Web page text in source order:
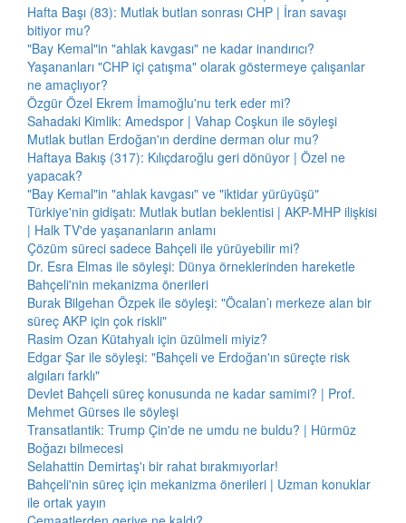
Hafta Başı (83): Mutlak butlan sonrası CHP | İran savaşı
bitiyor mu?
"Bay Kemal"in "ahlak kavgası" ne kadar inandırıcı?
Yaşananları "CHP içi çatışma" olarak göstermeye çalışanlar
ne amaçlıyor?
Özgür Özel Ekrem İmamoğlu'nu terk eder mi?
Sahadaki Kimlik: Amedspor | Vahap Coşkun ile söyleşi
Mutlak butlan Erdoğan'ın derdine derman olur mu?
Haftaya Bakış (317): Kılıçdaroğlu geri dönüyor | Özel ne
yapacak?
"Bay Kemal"in "ahlak kavgası" ve "iktidar yürüyüşü"
Türkiye'nin gidişatı: Mutlak butlan beklentisi | AKP-MHP ilişkisi
| Halk TV'de yaşananların anlamı
Çözüm süreci sadece Bahçeli ile yürüyebilir mi?
Dr. Esra Elmas ile söyleşi: Dünya örneklerinden hareketle
Bahçeli'nin mekanizma önerileri
Burak Bilgehan Özpek ile söyleşi: "Öcalan’ı merkeze alan bir
süreç AKP için çok riskli"
Rasim Ozan Kütahyalı için üzülmeli miyiz?
Edgar Şar ile söyleşi: "Bahçeli ve Erdoğan'ın süreçte risk
algıları farklı"
Devlet Bahçeli süreç konusunda ne kadar samimi? | Prof.
Mehmet Gürses ile söyleşi
Transatlantik: Trump Çin'de ne umdu ne buldu? | Hürmüz
Boğazı bilmecesi
Selahattin Demirtaş'ı bir rahat bırakmıyorlar!
Bahçeli'nin süreç için mekanizma önerileri | Uzman konuklar
ile ortak yayın